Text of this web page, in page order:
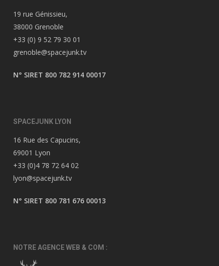
19 rue Génissieu,
38000 Grenoble
+33 (0) 9 52 79 30 01
grenoble@spacejunk.tv
N° SIRET 800 782 914 00017
SPACEJUNK LYON
16 Rue des Capucins,
69001 Lyon
+33 (0)4 78 72 64 02
lyon@spacejunk.tv
N° SIRET 800 781 676 00013
NOTRE AGENCE WEB & COM :